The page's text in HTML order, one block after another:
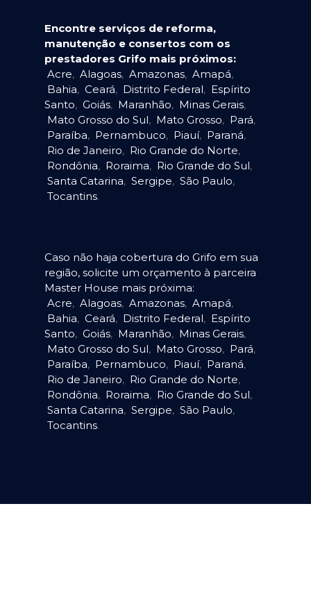
Encontre serviços de reforma,
manutenção e consertos com os
prestadores Grifo mais próximos:
Acre, Alagoas, Amazonas, Amapá,
Bahia, Ceará, Distrito Federal, Espírito
Santo, Goiás, Maranhão, Minas Gerais,
Mato Grosso do Sul, Mato Grosso, Pará,
Paraíba, Pernambuco, Piauí, Paraná,
Rio de Janeiro, Rio Grande do Norte,
Rondônia, Roraima, Rio Grande do Sul,
Santa Catarina, Sergipe, São Paulo,
Tocantins.
Caso não haja cobertura do Grifo em sua
região, solicite um orçamento à parceira
Master House mais próxima:
Acre, Alagoas, Amazonas, Amapá,
Bahia, Ceará, Distrito Federal, Espírito
Santo, Goiás, Maranhão, Minas Gerais,
Mato Grosso do Sul, Mato Grosso, Pará,
Paraíba, Pernambuco, Piauí, Paraná,
Rio de Janeiro, Rio Grande do Norte,
Rondônia, Roraima, Rio Grande do Sul,
Santa Catarina, Sergipe, São Paulo,
Tocantins.